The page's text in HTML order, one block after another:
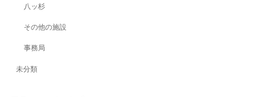
八ッ杉
その他の施設
事務局
未分類